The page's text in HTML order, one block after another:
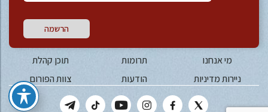
הרשמה
מי אנחנו תרומות
תוכן קהלת
ניירות מדיניות
הודעות צוות הפורום